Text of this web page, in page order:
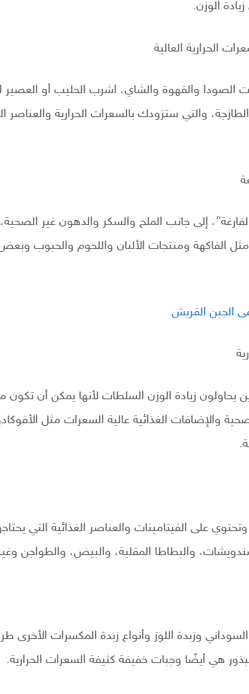
الوزن.
الصودا والقهوة والشاي، اشرب الحليب أو العصير
والتي ستزودك بالسعرات الحرارية والعناصر
إلى جانب الملح والسكر والدهون غير
الفاكهة ومنتجات الألبان واللحوم والحبوب
الجبن القريش
يحاولون زيادة الوزن السلطات لأنها يمكن أن
والإضافات الغذائية عالية السعرات مثل
على الفيتامينات والعناصر الغذائية التي
والبطاطا المقلية، والبيض، والطواجن
وزبدة اللوز وأنواع زبدة المكسرات الأخرى
هي أيضًا وجبات خفيفة كثيفة السعرات الحرارية.